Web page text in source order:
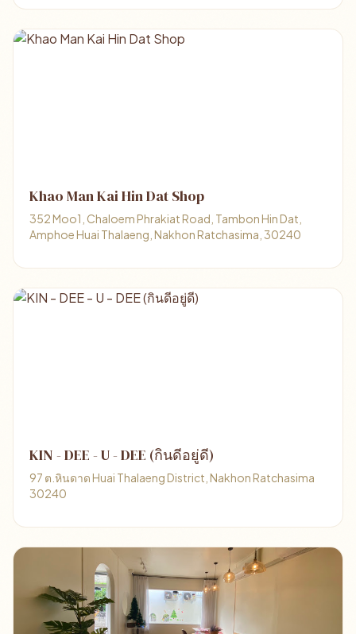
Khao Man Kai Hin Dat Shop
352 Moo1, Chaloem Phrakiat Road, Tambon Hin Dat,
Amphoe Huai Thalaeng, Nakhon Ratchasima, 30240
KIN - DEE - U - DEE (กินดีอยู่ดี)
97 ต.หินดาด Huai Thalaeng District, Nakhon Ratchasima
30240